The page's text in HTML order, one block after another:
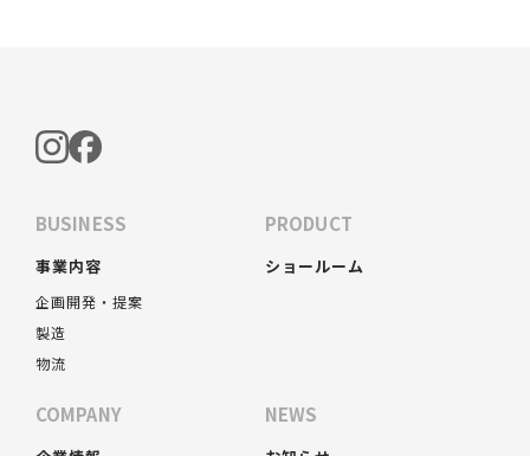
BUSINESS
事業内容
企画開発・提案
製造
物流
PRODUCT
ショールーム
COMPANY NEWS